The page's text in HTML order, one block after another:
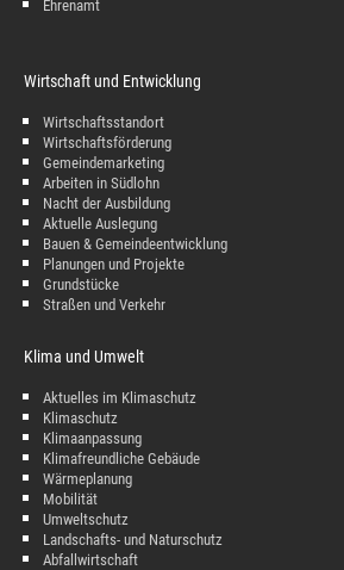
Ehrenamt
Wirtschaft und Entwicklung
Wirtschaftsstandort
Wirtschaftsförderung
Gemeindemarketing
Arbeiten in Südlohn
Nacht der Ausbildung
Aktuelle Auslegung
Bauen & Gemeindeentwicklung
Planungen und Projekte
Grundstücke
Straßen und Verkehr
Klima und Umwelt
Aktuelles im Klimaschutz
Klimaschutz
Klimaanpassung
Klimafreundliche Gebäude
Wärmeplanung
Mobilität
Umweltschutz
Landschafts- und Naturschutz
Abfallwirtschaft